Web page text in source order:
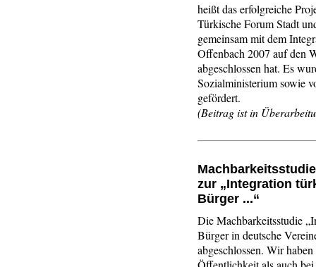
heißt das erfolgreiche
Türkische Forum Stadt
gemeinsam mit dem
Offenbach 2007 auf den
abgeschlossen hat. Es
Sozialministerium sowie
gefördert.
(Beitrag ist in
zur „Integration
Bürger ...“
Die Machbarkeitsstudie
Bürger in deutsche
abgeschlossen. Wir